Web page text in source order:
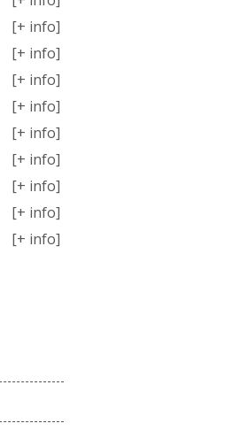
[+ info]
[+ info]
[+ info]
[+ info]
[+ info]
[+ info]
[+ info]
[+ info]
[+ info]